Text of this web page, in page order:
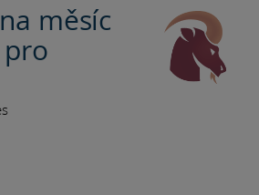
měsíc